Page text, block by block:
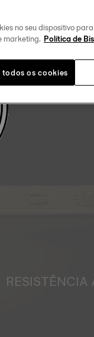
RESISTÊNCIA
no seu dispositivo
marketing. Política de
os cookies